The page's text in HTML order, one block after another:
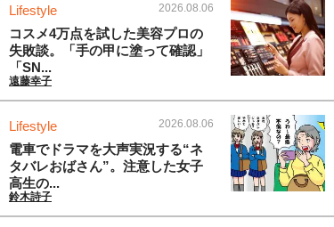
Lifestyle 2026.08.06
コスメ4万点を試した美容プロの
失敗談。「手の甲に塗って確認」
「SN...
遠藤幸子
Lifestyle 2026.08.06
電車でドラマを大声実況する“ネ
タバレおばさん”。注意した女子
高生の...
鈴木詩子